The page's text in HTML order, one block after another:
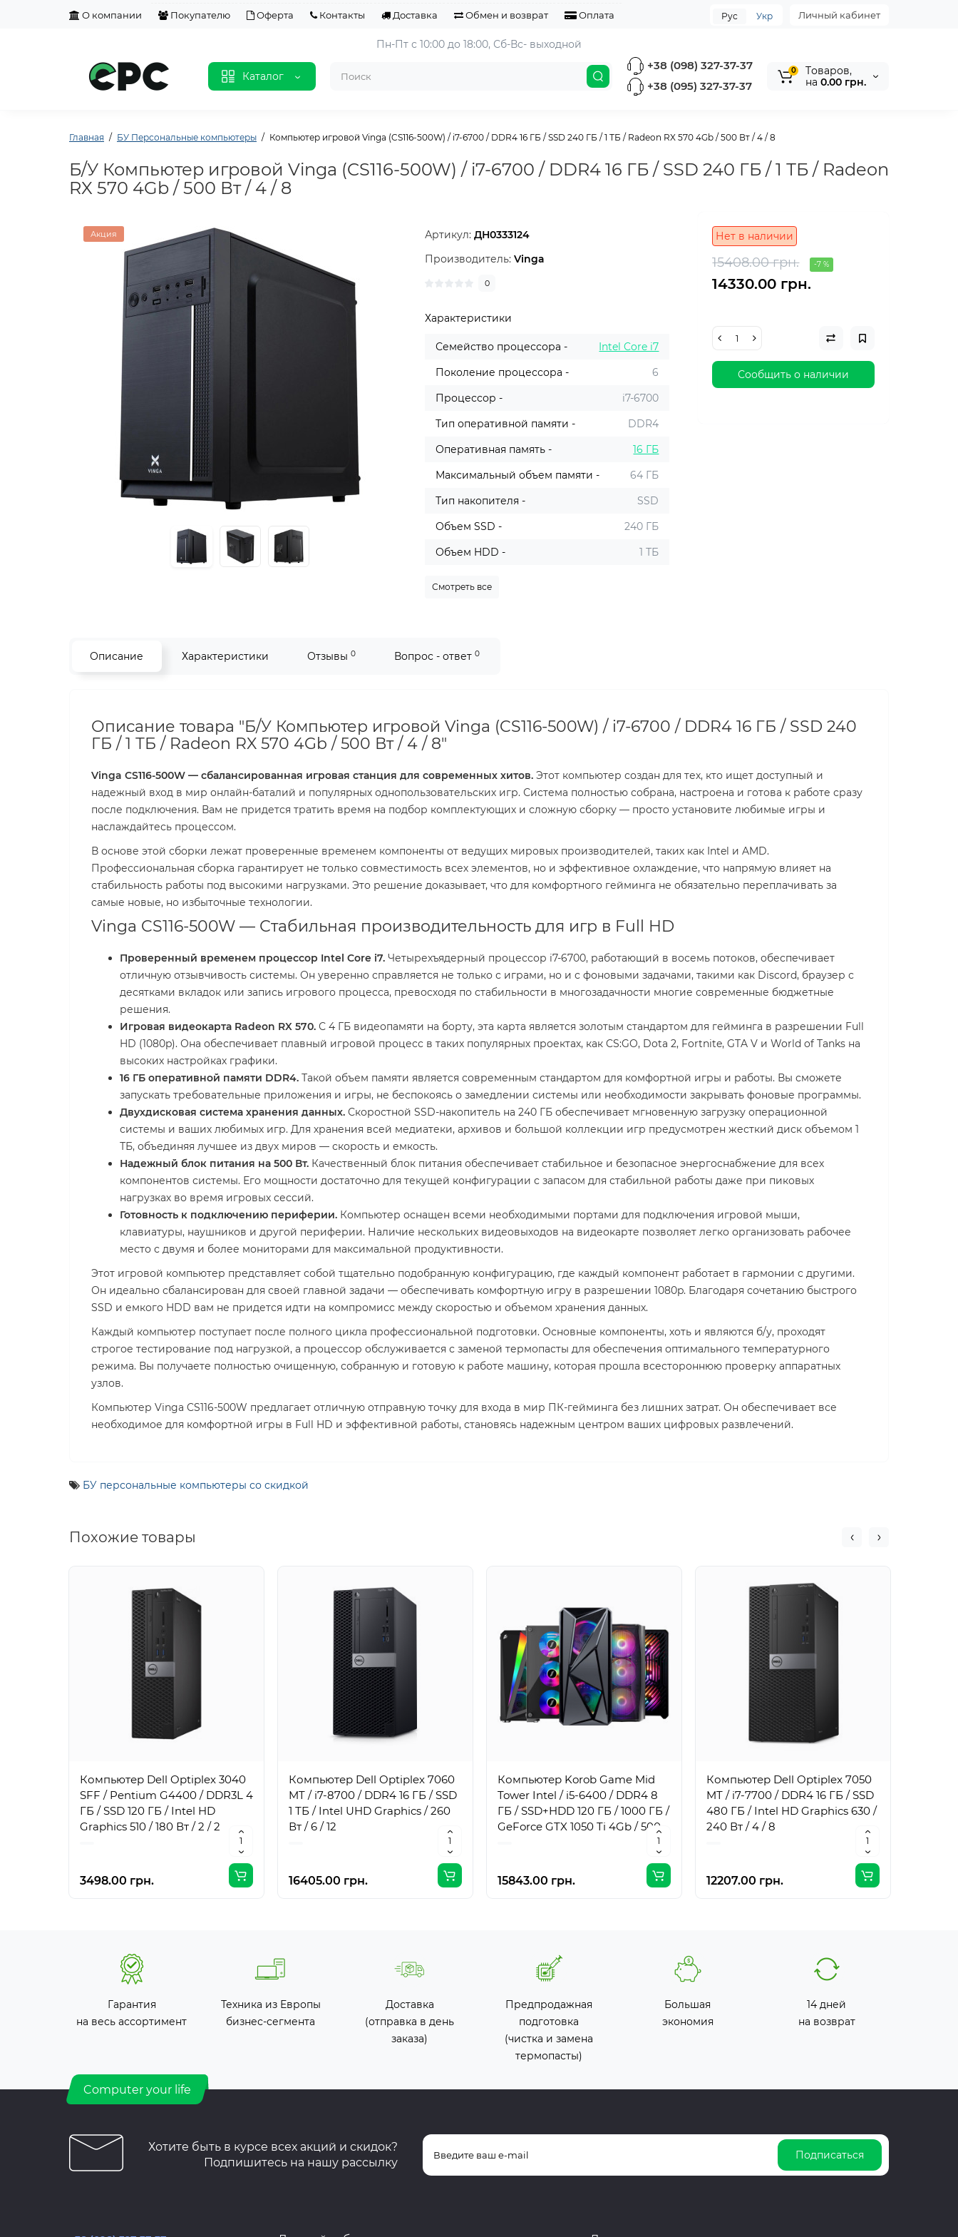
О компании Покупателю Оферта Контакты Доставка Обмен и возврат Оплата Личный кабинет
Рус Укр
Каталог
Пн-Пт с 10:00 до 18:00, Сб-Вс- выходной
+38 (098) 327-37-37
+38 (095) 327-37-37
0
Tоваров,
на 0.00 грн.
Главная БУ Персональные компьютеры Компьютер игровой Vinga (CS116-500W) / i7-6700 / DDR4 16 ГБ / SSD 240 ГБ / 1 ТБ / Radeon RX 570 4Gb / 500 Вт / 4 / 8
Б/У Компьютер игровой Vinga (CS116-500W) / i7-6700 / DDR4 16 ГБ / SSD 240 ГБ / 1 ТБ / Radeon
RX 570 4Gb / 500 Вт / 4 / 8
Акция Артикул:ДН0333124
Производитель:Vinga
0
Характеристики
Семейство процессора -
Intel Core i7
Поколение процессора -
6
Процессор -
i7-6700
Тип оперативной памяти -
DDR4
Оперативная память -
16 ГБ
Максимальный объем памяти -
64 ГБ
Тип накопителя -
SSD
Объем SSD -
240 ГБ
Объем HDD -
1 ТБ
Смотреть все
Нет в наличии
15408.00 грн. -7 %
14330.00 грн.
Сообщить о наличии
Описание Характеристики Отзывы 0 Вопрос - ответ 0
Описание товара "Б/У Компьютер игровой Vinga (CS116-500W) / i7-6700 / DDR4 16 ГБ / SSD 240
ГБ / 1 ТБ / Radeon RX 570 4Gb / 500 Вт / 4 / 8"
Vinga CS116-500W — сбалансированная игровая станция для современных хитов. Этот компьютер создан для тех, кто ищет доступный и
надежный вход в мир онлайн-баталий и популярных однопользовательских игр. Система полностью собрана, настроена и готова к работе сразу
после подключения. Вам не придется тратить время на подбор комплектующих и сложную сборку — просто установите любимые игры и
наслаждайтесь процессом.
В основе этой сборки лежат проверенные временем компоненты от ведущих мировых производителей, таких как Intel и AMD.
Профессиональная сборка гарантирует не только совместимость всех элементов, но и эффективное охлаждение, что напрямую влияет на
стабильность работы под высокими нагрузками. Это решение доказывает, что для комфортного гейминга не обязательно переплачивать за
самые новые, но избыточные технологии.
Vinga CS116-500W — Стабильная производительность для игр в Full HD
Проверенный временем процессор Intel Core i7. Четырехъядерный процессор i7-6700, работающий в восемь потоков, обеспечивает
отличную отзывчивость системы. Он уверенно справляется не только с играми, но и с фоновыми задачами, такими как Discord, браузер с
десятками вкладок или запись игрового процесса, превосходя по стабильности в многозадачности многие современные бюджетные
решения.
Игровая видеокарта Radeon RX 570. С 4 ГБ видеопамяти на борту, эта карта является золотым стандартом для гейминга в разрешении Full
HD (1080p). Она обеспечивает плавный игровой процесс в таких популярных проектах, как CS:GO, Dota 2, Fortnite, GTA V и World of Tanks на
высоких настройках графики.
16 ГБ оперативной памяти DDR4. Такой объем памяти является современным стандартом для комфортной игры и работы. Вы сможете
запускать требовательные приложения и игры, не беспокоясь о замедлении системы или необходимости закрывать фоновые программы.
Двухдисковая система хранения данных. Скоростной SSD-накопитель на 240 ГБ обеспечивает мгновенную загрузку операционной
системы и ваших любимых игр. Для хранения всей медиатеки, архивов и большой коллекции игр предусмотрен жесткий диск объемом 1
ТБ, объединяя лучшее из двух миров — скорость и емкость.
Надежный блок питания на 500 Вт. Качественный блок питания обеспечивает стабильное и безопасное энергоснабжение для всех
компонентов системы. Его мощности достаточно для текущей конфигурации с запасом для стабильной работы даже при пиковых
нагрузках во время игровых сессий.
Готовность к подключению периферии. Компьютер оснащен всеми необходимыми портами для подключения игровой мыши,
клавиатуры, наушников и другой периферии. Наличие нескольких видеовыходов на видеокарте позволяет легко организовать рабочее
место с двумя и более мониторами для максимальной продуктивности.
Этот игровой компьютер представляет собой тщательно подобранную конфигурацию, где каждый компонент работает в гармонии с другими.
Он идеально сбалансирован для своей главной задачи — обеспечивать комфортную игру в разрешении 1080p. Благодаря сочетанию быстрого
SSD и емкого HDD вам не придется идти на компромисс между скоростью и объемом хранения данных.
Каждый компьютер поступает после полного цикла профессиональной подготовки. Основные компоненты, хоть и являются б/у, проходят
строгое тестирование под нагрузкой, а процессор обслуживается с заменой термопасты для обеспечения оптимального температурного
режима. Вы получаете полностью очищенную, собранную и готовую к работе машину, которая прошла всестороннюю проверку аппаратных
узлов.
Компьютер Vinga CS116-500W предлагает отличную отправную точку для входа в мир ПК-гейминга без лишних затрат. Он обеспечивает все
необходимое для комфортной игры в Full HD и эффективной работы, становясь надежным центром ваших цифровых развлечений.
БУ персональные компьютеры со скидкой
Похожие товары
Компьютер Dell Optiplex 3040
SFF / Pentium G4400 / DDR3L 4
ГБ / SSD 120 ГБ / Intel HD
Graphics 510 / 180 Вт / 2 / 2
3498.00 грн.
Компьютер Dell Optiplex 7060
MT / i7-8700 / DDR4 16 ГБ / SSD
1 ТБ / Intel UHD Graphics / 260
Вт / 6 / 12
16405.00 грн.
Компьютер Korob Game Mid
Tower Intel / i5-6400 / DDR4 8
ГБ / SSD+HDD 120 ГБ / 1000 ГБ /
GeForce GTX 1050 Ti 4Gb / 500
15843.00 грн.
Компьютер Dell Optiplex 7050
MT / i7-7700 / DDR4 16 ГБ / SSD
480 ГБ / Intel HD Graphics 630 /
240 Вт / 4 / 8
12207.00 грн.
Гарантия
на весь ассортимент
Техника из Европы
бизнес-сегмента
Доставка
(отправка в день
заказа)
Предпродажная
подготовка
(чистка и замена
термопасты)
Большая
экономия
14 дней
на возврат
Computer your life
Хотите быть в курсе всех акций и скидок?
Подпишитесь на нашу рассылку
Подписаться